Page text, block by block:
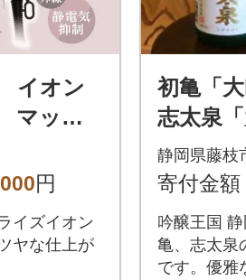
イオン
マット
】
円
イズイオン
ヤな仕上が
初亀「
志太泉
ml 2本
静岡県藤枝
寄付金額
吟醸王国
亀、志太泉
です。優雅